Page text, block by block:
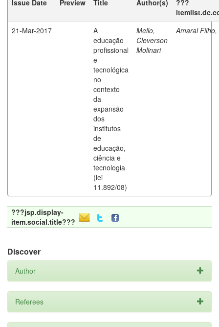
Issue Date Preview Title Author(s)
???
21-Mar-2017
A
educação
profissional
e
tecnológica
no
contexto
da
expansão
dos
institutos
de
educação,
ciência e
tecnologia
(lei
11.892/08)
Mello,
Cleverson
Molinari
Amaral
???jsp.display-
item.social.title???
Discover
Author
Referees